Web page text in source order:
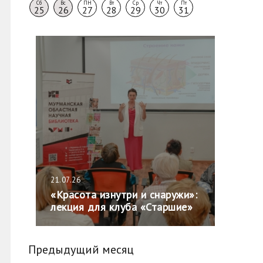
Сб
25
Вс
26
ПН
27
Вт
28
Ср
29
Чт
30
Пт
31
21.07.26
«Красота изнутри и снаружи»:
лекция для клуба «Старшие»
Предыдущий месяц